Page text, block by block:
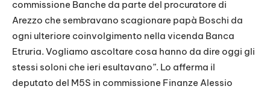
commissione Banche da parte del procuratore di
Arezzo che sembravano scagionare papà Boschi da
ogni ulteriore coinvolgimento nella vicenda Banca
Etruria. Vogliamo ascoltare cosa hanno da dire oggi gli
stessi soloni che ieri esultavano”. Lo afferma il
deputato del M5S in commissione Finanze Alessio